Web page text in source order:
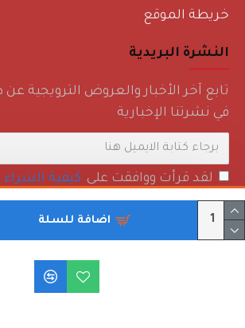
اضافة للسلة
خريطة الموقع
النشرة البريدية
تابع آخر الأخبار والعروض الترويجية
في نشرتنا الإخبارية
لقد قرأت ووافقت على كيفية الشراء